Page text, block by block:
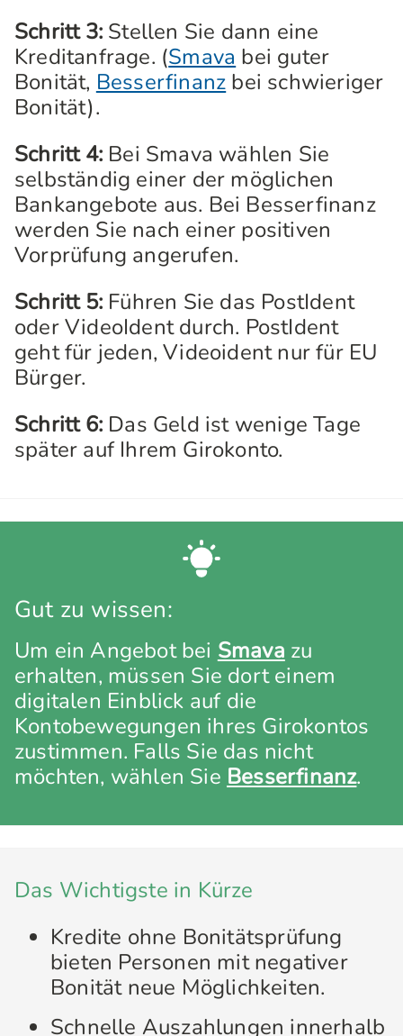
Schritt 3: Stellen Sie dann eine
Kreditanfrage. (Smava bei guter
Bonität, Besserfinanz bei schwieriger
Bonität).
Schritt 4: Bei Smava wählen Sie
selbständig einer der möglichen
Bankangebote aus. Bei Besserfinanz
werden Sie nach einer positiven
Vorprüfung angerufen.
Schritt 5: Führen Sie das PostIdent
oder VideoIdent durch. PostIdent
geht für jeden, Videoident nur für EU
Bürger.
Schritt 6: Das Geld ist wenige Tage
später auf Ihrem Girokonto.
Gut zu wissen:
Um ein Angebot bei Smava zu
erhalten, müssen Sie dort einem
digitalen Einblick auf die
Kontobewegungen ihres Girokontos
zustimmen. Falls Sie das nicht
möchten, wählen Sie Besserfinanz.
Das Wichtigste in Kürze
Kredite ohne Bonitätsprüfung
bieten Personen mit negativer
Bonität neue Möglichkeiten.
Schnelle Auszahlungen innerhalb